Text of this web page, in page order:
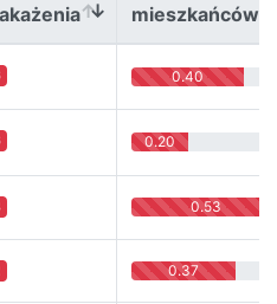
mieszkańców
10 tys.
mieszkańców
0.40
0.20
0.53
0.37